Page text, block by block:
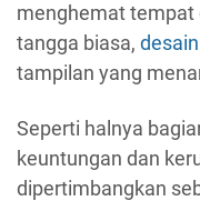
menghemat tempat
tangga biasa,
tampilan yang
Seperti halnya
keuntungan dan
dipertimbangkan